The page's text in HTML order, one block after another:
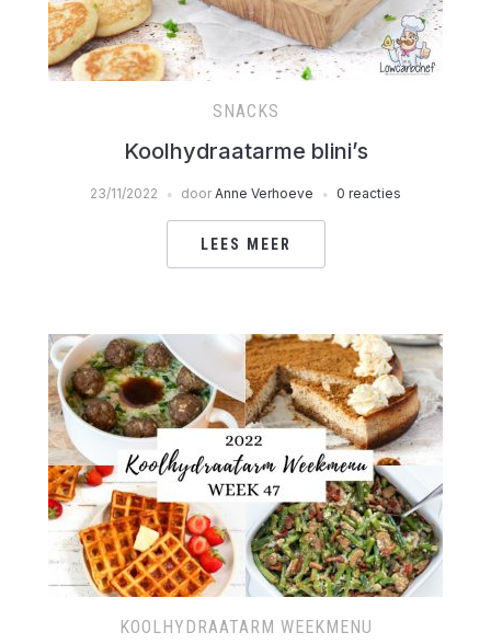
SNACKS
Koolhydraatarme blini’s
23/11/2022 door Anne Verhoeve 0 reacties
LEES MEER
KOOLHYDRAATARM WEEKMENU